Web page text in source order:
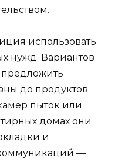
использовать
нужд. Вариантов
до продуктов
пыток или
домах они
и
—